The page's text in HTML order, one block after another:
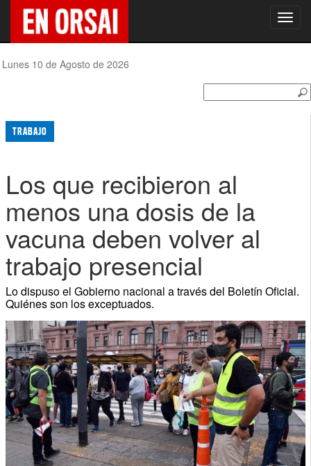
Lunes 10 de Agosto de 2026
TRABAJO
Los que recibieron al
menos una dosis de la
vacuna deben volver al
trabajo presencial
Lo dispuso el Gobierno nacional a través del Boletín Oficial.
Quiénes son los exceptuados.